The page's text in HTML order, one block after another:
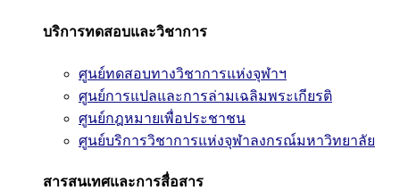
บริการทดสอบและวิชาการ
ศูนย์ทดสอบทางวิชาการแห่งจุฬาฯ
ศูนย์การแปลและการล่ามเฉลิมพระเกียรติ
ศูนย์กฎหมายเพื่อประชาชน
ศูนย์บริการวิชาการแห่งจุฬาลงกรณ์มหาวิทยาลัย
สารสนเทศและการสื่อสาร